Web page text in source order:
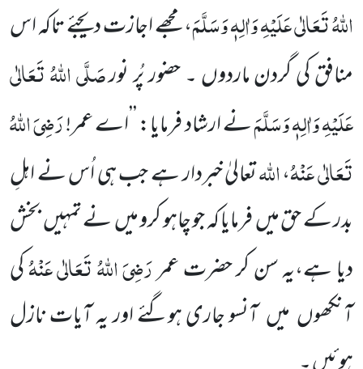
اللّٰہُ تَعَالٰی عَلَیْہِ وَاٰلِہٖوَسَلَّمَ، مجھے اجازت دیجئے تاکہاس
منافق کی گردن ماردوں ۔ حضور پُر نورصَلَّی اللّٰہُ تَعَالٰی
عَلَیْہِ وَاٰلِہٖ وَسَلَّمَنے ارشاد فرمایا:’’اے عمر!رَضِیَ اللّٰہُ
تَعَالٰی عَنْہُ،اللّٰہتعالیٰ خبردار ہے جب ہی اُس نے اہلِ
بدر کے حق میںفرمایا کہ جو چاہو کرو میںنے تمہیںبخش
دیا ہے،یہ سن کر حضرت عمررَضِیَ اللّٰہُ تَعَالٰی عَنْہُکی
آنکھوں میںآنسو جاری ہوگئے اور یہ آیات نازل